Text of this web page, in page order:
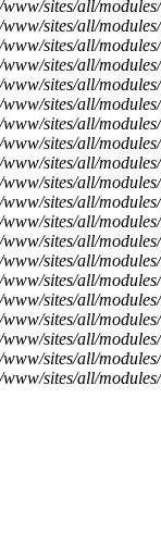
sites/all/
sites/all/
sites/all/
sites/all/
sites/all/
sites/all/
sites/all/
sites/all/
sites/all/
sites/all/
sites/all/
sites/all/
sites/all/
sites/all/
sites/all/
sites/all/
sites/all/
sites/all/
sites/all/
sites/all/